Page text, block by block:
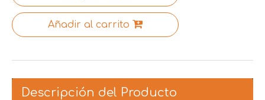
Añadir al carrito
Descripción del Producto